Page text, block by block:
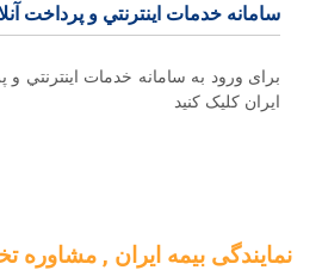
سامانه خدمات اينترنتي و پرداخت
برای ورود به سامانه خدمات اينترنتي و
ايران کلیک کنید
نمایندگی بیمه ایران ,